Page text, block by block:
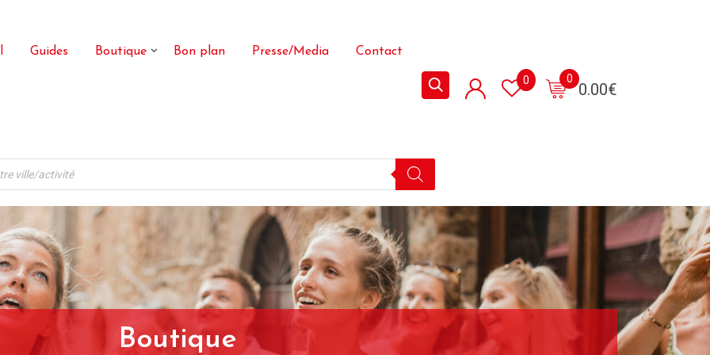
Guides Boutique Bon plan Presse/Media Contact
0.00€
0
0
Boutique